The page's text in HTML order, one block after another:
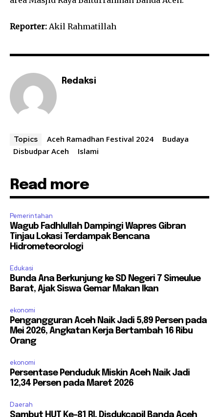
Reporter: Akil Rahmatillah
Redaksi
Topics Aceh Ramadhan Festival 2024
Budaya
Disbudpar Aceh
Islami
Read more
Pemerintahan
Wagub Fadhlullah Dampingi Wapres Gibran
Tinjau Lokasi Terdampak Bencana
Hidrometeorologi
Edukasi
Bunda Ana Berkunjung ke SD Negeri 7 Simeulue
Barat, Ajak Siswa Gemar Makan Ikan
ekonomi
Pengangguran Aceh Naik Jadi 5,89 Persen pada
Mei 2026, Angkatan Kerja Bertambah 16 Ribu
Orang
ekonomi
Persentase Penduduk Miskin Aceh Naik Jadi
12,34 Persen pada Maret 2026
Daerah
Sambut HUT Ke-81 RI, Disdukcapil Banda Aceh